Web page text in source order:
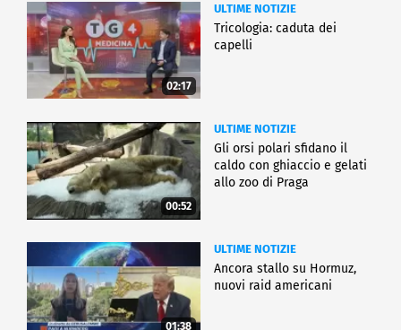
02:17
ULTIME NOTIZIE
Tricologia: caduta dei
capelli
00:52
ULTIME NOTIZIE
Gli orsi polari sfidano il
caldo con ghiaccio e gelati
allo zoo di Praga
01:38
ULTIME NOTIZIE
Ancora stallo su Hormuz,
nuovi raid americani